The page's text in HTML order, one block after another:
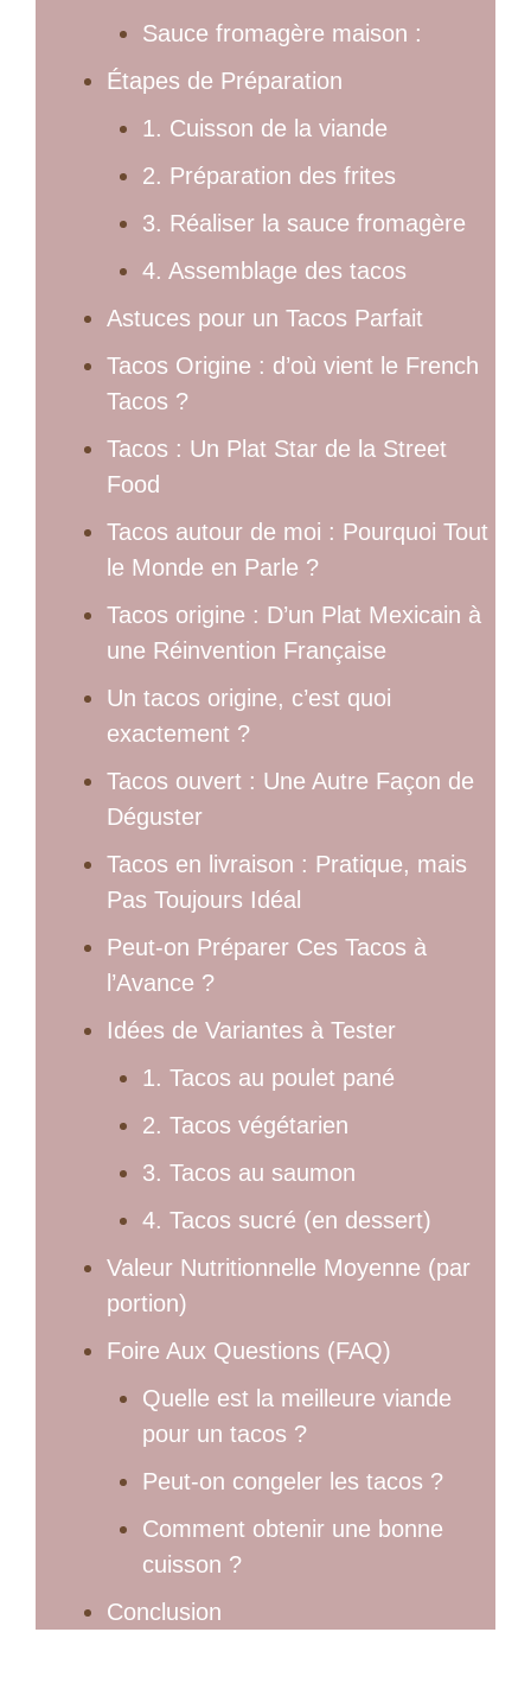
Sauce fromagère maison :
Étapes de Préparation
1. Cuisson de la viande
2. Préparation des frites
3. Réaliser la sauce fromagère
4. Assemblage des tacos
Astuces pour un Tacos Parfait
Tacos Origine : d’où vient le French
Tacos ?
Tacos : Un Plat Star de la Street
Food
Tacos autour de moi : Pourquoi Tout
le Monde en Parle ?
Tacos origine : D’un Plat Mexicain à
une Réinvention Française
Un tacos origine, c’est quoi
exactement ?
Tacos ouvert : Une Autre Façon de
Déguster
Tacos en livraison : Pratique, mais
Pas Toujours Idéal
Peut-on Préparer Ces Tacos à
l’Avance ?
Idées de Variantes à Tester
1. Tacos au poulet pané
2. Tacos végétarien
3. Tacos au saumon
4. Tacos sucré (en dessert)
Valeur Nutritionnelle Moyenne (par
portion)
Foire Aux Questions (FAQ)
Quelle est la meilleure viande
pour un tacos ?
Peut-on congeler les tacos ?
Comment obtenir une bonne
cuisson ?
Conclusion